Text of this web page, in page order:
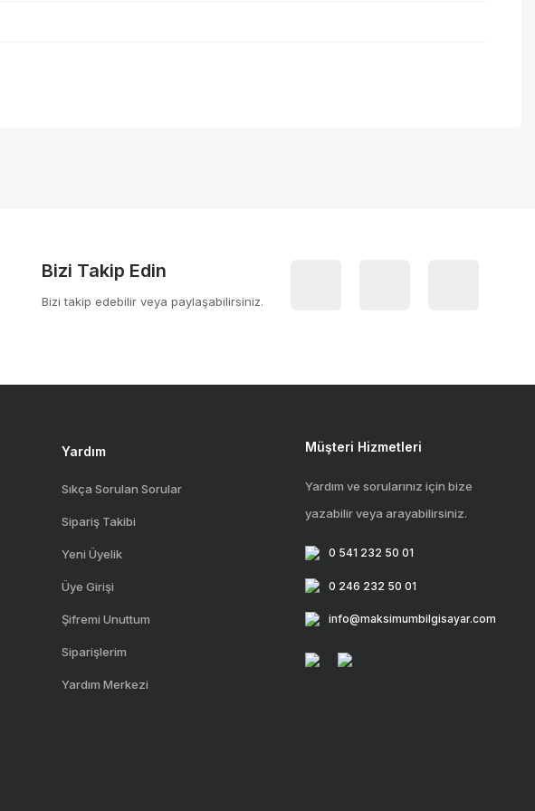
Bizi Takip Edin
Bizi takip edebilir veya paylaşabilirsiniz.
Yardım
Sıkça Sorulan Sorular
Sipariş Takibi
Yeni Üyelik
Üye Girişi
Şifremi Unuttum
Siparişlerim
Yardım Merkezi
Müşteri Hizmetleri
Yardım ve sorularınız için bize
yazabilir veya arayabilirsiniz.
0 541 232 50 01
0 246 232 50 01
info@maksimumbilgisayar.com